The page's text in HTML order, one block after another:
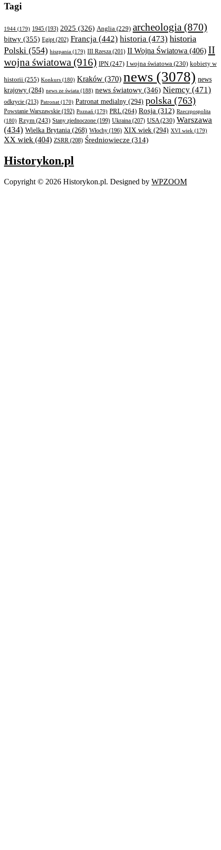
Tagi
1944 (179) 1945 (193) 2025 (326) Anglia (229) archeologia (870)
bitwy (355) Egipt (202) Francja (442) historia (473) historia
Polski (554) hiszpania (179) III Rzesza (201) II Wojna Światowa (406) II
wojna światowa (916) IPN (247) I wojna światowa (230) kobiety w
historii (255) Konkurs (180) Kraków (370) news (3078) news
krajowy (284) news ze świata (188) news światowy (346) Niemcy (471)
odkrycie (213) Patronat (170) Patronat medialny (294) polska (763)
Powstanie Warszawskie (192) Poznań (179) PRL(264) Rosja (312) Rzeczpospolita
(180) Rzym (243) Stany zjednoczone (199) Ukraina (207) USA (230) Warszawa
(434) Wielka Brytania (268) Włochy (196) XIX wiek (294) XVI wiek (179)
XX wiek (404) ZSRR (208) Średniowiecze (314)
Historykon.pl
Copyright © 2026 Historykon.pl. Designed by WPZOOM